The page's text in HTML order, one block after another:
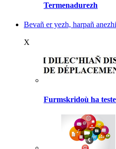
Termenadurezh
Bevañ er yezh, harpañ anezhi
X
Furmskridoù ha